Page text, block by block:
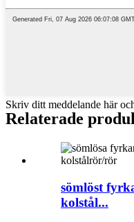
Skriv ditt meddelande här
Relaterade
sömlöst
kolstål...